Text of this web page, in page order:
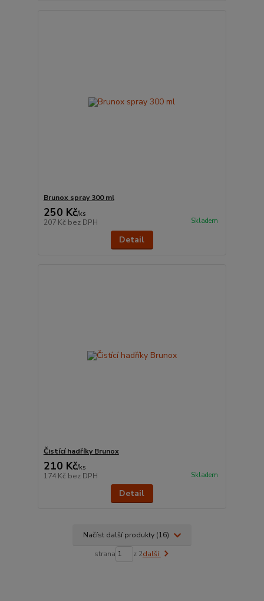
Brunox spray 300 ml
250 Kč/ks
207 Kč bez DPH Skladem
Detail
Čistící hadříky Brunox
210 Kč/ks
174 Kč bez DPH Skladem
Detail
Načíst další produkty (16)
strana z 2další